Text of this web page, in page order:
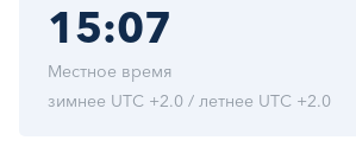
15:07
Местное время
зимнее UTC +2.0 / летнее UTC +2.0